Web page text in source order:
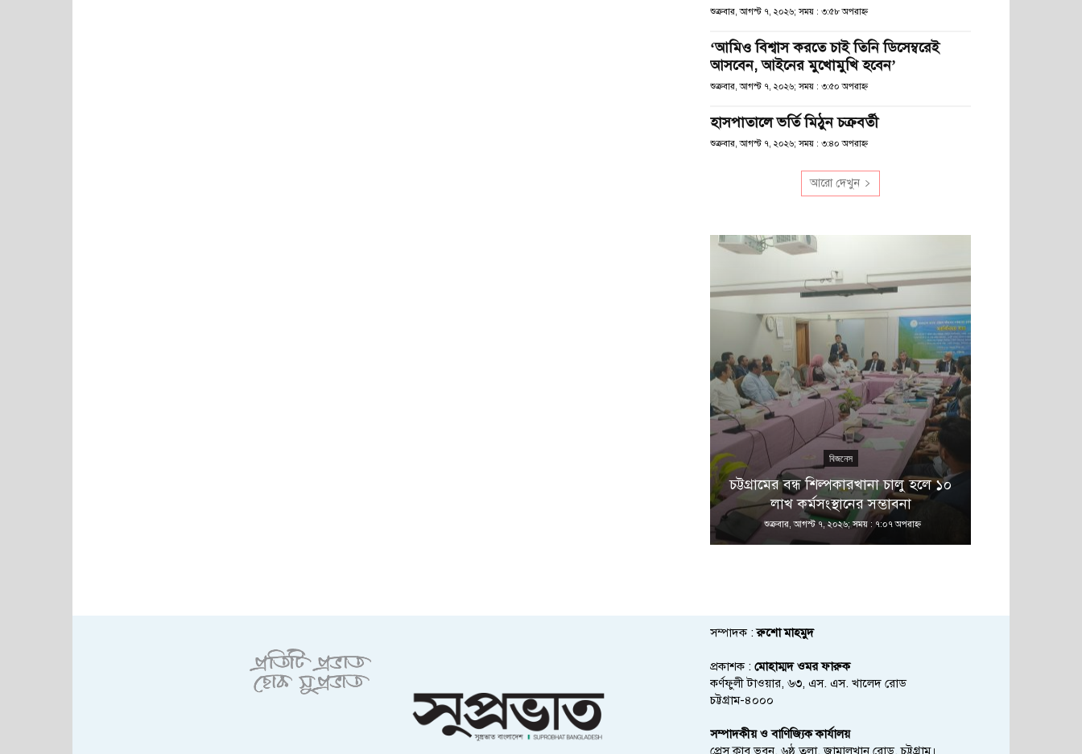
শুক্রবার, আগস্ট ৭, ২০২৬; সময় : ৩:৫৮ অপরাহ্ণ
‘আমিও বিশ্বাস করতে চাই তিনি ডিসেম্বরেই
আসবেন, আইনের মুখোমুখি হবেন’
শুক্রবার, আগস্ট ৭, ২০২৬; সময় : ৩:৫০ অপরাহ্ণ
হাসপাতালে ভর্তি মিঠুন চক্রবর্তী
শুক্রবার, আগস্ট ৭, ২০২৬; সময় : ৩:৪০ অপরাহ্ণ
আরো দেখুন
বিজনেস
চট্টগ্রামের বন্ধ শিল্পকারখানা চালু হলে ১০
লাখ কর্মসংস্থানের সম্ভাবনা
শুক্রবার, আগস্ট ৭, ২০২৬; সময় : ৭:০৭ অপরাহ্ণ
সম্পাদক :রুশো মাহমুদ
প্রকাশক : মোহাম্মদ ওমর ফারুক
কর্ণফুলী টাওয়ার, ৬৩, এস. এস. খালেদ রোড
চট্টগ্রাম-৪০০০
সম্পাদকীয় ও বাণিজ্যিক কার্যালয়
প্রেস ক্লাব ভবন, ৬ষ্ঠ তলা, জামালখান রোড, চট্টগ্রাম।